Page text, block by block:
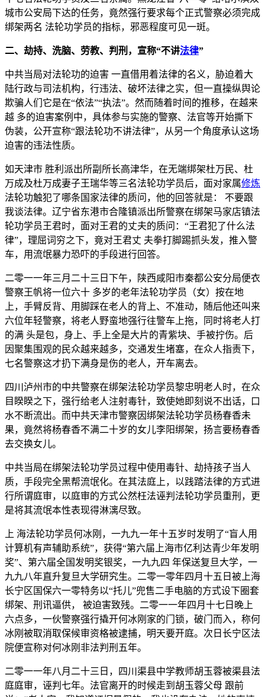
城市公安局下达的任务，竟然强行要求每个正式警察必须完成
绑架两名 法轮功学员的指标，邪恶程度可见一斑。
二、劫持、洗脑、劳教、判刑，宣称“不讲法律”
中共当局对法轮功的迫害 一直借用着法律的名义，胁迫着大
陆行政与司法机构，行违法、破坏法律之实，但一直操纵舆论
欺骗人们它是在“依法”“执法”。然而随着时间的推移，在越来
越 多的迫害案例中，具体参与实施的警察、法官等开始撕下
伪装，公开宣称“跟法轮功不讲法律”，从另一个角度承认这场
迫害的违法性质。
如天津市 胜利派出所副所长高津华，在无端绑架杜万民、杜
万成及杜万成妻子王瑞华等三名法轮功学员后，面对家属修炼
法轮功触犯了哪条国家法律的质问，他的回答就是： 不要跟
我谈法律。辽宁省东港市合隆镇派出所警察在绑架马家店镇法
轮功学员王君时，面对王君的丈夫的质问：“王君犯了什么法
律”，理屈词穷之下，竟对王君丈 夫拳打脚踢抓头发，推入警
车，用流氓暴力恐吓的手段进行回答。
二零一一年三月二十三日下午，陕西咸阳市秦都公安分局便衣
警察王帆将一位六十 多岁的老年法轮功学员（女）按在地
上，手臂反背、用脚踩在老人的背上、不准动，随后他还叫来
六位年轻警察，将老人野蛮地强行往警车上拖，同时将老人打
的满 头是包，身上、手上全是大片的青紫块、手被拧伤。后
因聚集围观的民众越来越多，交通发生堵塞，在众人指责下，
七名警察这才扔下满身是伤的老人，开车离去。
四川泸州市的中共警察在绑架法轮功学员黎忠明老人时，在众
目睽睽之下，强行给老人注射毒针，致使她即刻说不出话，口
水不断流出。而中共天津市警察因绑架法轮功学员杨春香未
果，竟然将杨春香不满二十岁的女儿李阳绑架，扬言要杨春香
去交换女儿。
中共当局在绑架法轮功学员过程中使用毒针、劫持孩子当人
质，手段完全黑帮流氓化。在其法庭上，以践踏法律的方式进
行所谓庭审，以庭审的方式公然枉法诬判法轮功学员重刑，更
是将其流氓本性表现得淋漓尽致。
上 海法轮功学员何冰刚，一九九一年十五岁时发明了“盲人用
计算机有声辅助系统”，获得“第六届上海市亿利达青少年发明
奖”、第六届全国发明奖银奖，一九九四 年保送复旦大学，一
九九八年直升复旦大学研究生。二零一零年四月十五日被上海
长宁区国保六一零特务以“托儿”兜售二手电脑的方式设下圈套
绑架、刑讯逼供， 被迫害致残。二零一一年四月十七日晚上
六点多，一伙警察强行撬开何冰刚家的门锁，破门而入，称何
冰刚被取消取保候审资格被逮捕，明天要开庭。次日长宁区法
院便宣称对何冰刚非法判刑五年。
二零一一年八月二十三日，四川渠县中学教师胡玉蓉被渠县法
庭庭审，诬判七年。法官离开的时候走到胡玉蓉父母 跟前